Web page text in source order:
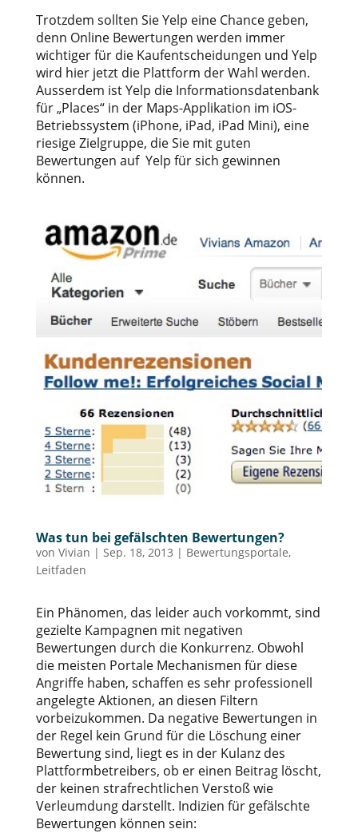
Trotzdem sollten Sie Yelp eine Chance geben,
denn Online Bewertungen werden immer
wichtiger für die Kaufentscheidungen und Yelp
wird hier jetzt die Plattform der Wahl werden.
Ausserdem ist Yelp die Informationsdatenbank
für „Places“ in der Maps-Applikation im iOS-
Betriebssystem (iPhone, iPad, iPad Mini), eine
riesige Zielgruppe, die Sie mit guten
Bewertungen auf Yelp für sich gewinnen
können.
Was tun bei gefälschten Bewertungen?
von Vivian | Sep. 18, 2013 | Bewertungsportale,
Leitfaden
Ein Phänomen, das leider auch vorkommt, sind
gezielte Kampagnen mit negativen
Bewertungen durch die Konkurrenz. Obwohl
die meisten Portale Mechanismen für diese
Angriffe haben, schaffen es sehr professionell
angelegte Aktionen, an diesen Filtern
vorbeizukommen. Da negative Bewertungen in
der Regel kein Grund für die Löschung einer
Bewertung sind, liegt es in der Kulanz des
Plattformbetreibers, ob er einen Beitrag löscht,
der keinen strafrechtlichen Verstoß wie
Verleumdung darstellt. Indizien für gefälschte
Bewertungen können sein: